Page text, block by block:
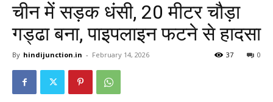
चीन में सड़क धंसी, 20 मीटर चौड़ा
गड्ढा बना, पाइपलाइन फटने से हादसा
By hindijunction.in - February 14, 2026 0
37